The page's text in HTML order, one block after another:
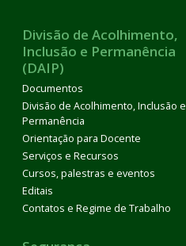
Divisão de Acolhimento,
Inclusão e Permanência
(DAIP)
Documentos
Divisão de Acolhimento, Inclusão e
Permanência
Orientação para Docente
Serviços e Recursos
Cursos, palestras e eventos
Editais
Contatos e Regime de Trabalho